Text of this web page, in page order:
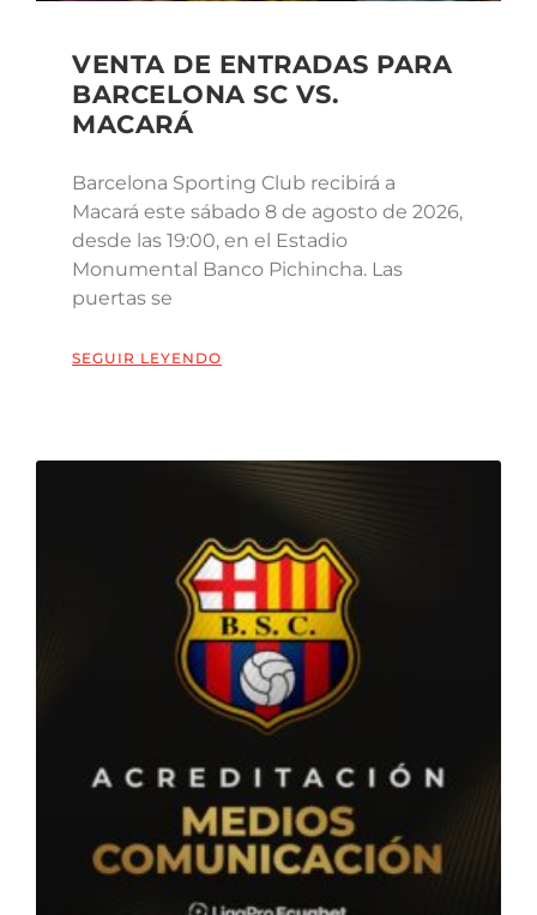
VENTA DE ENTRADAS PARA
BARCELONA SC VS.
MACARÁ
Barcelona Sporting Club recibirá a
Macará este sábado 8 de agosto de 2026,
desde las 19:00, en el Estadio
Monumental Banco Pichincha. Las
puertas se
SEGUIR LEYENDO